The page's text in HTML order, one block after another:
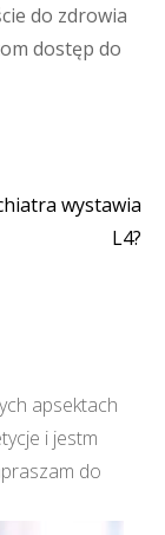
do zdrowia
dostęp do
wystawia
L4?
apsektach
i jestm
do